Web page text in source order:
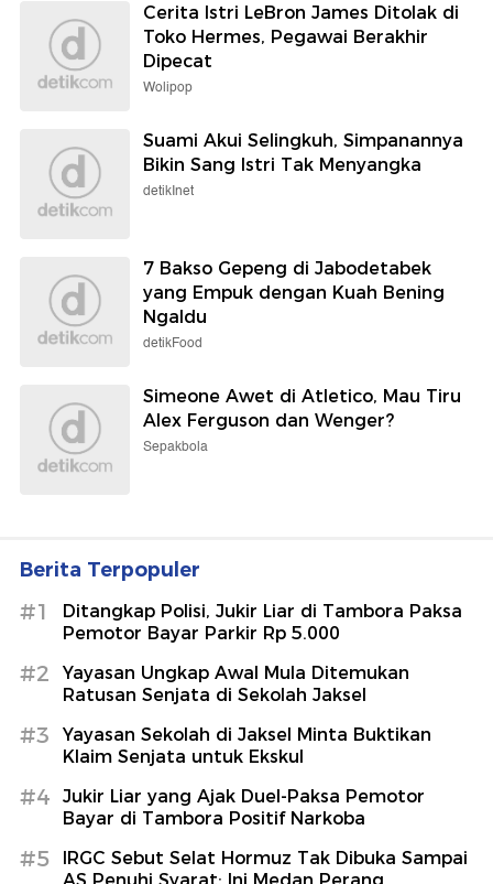
Cerita Istri LeBron James Ditolak di
Toko Hermes, Pegawai Berakhir
Dipecat
Wolipop
Suami Akui Selingkuh, Simpanannya
Bikin Sang Istri Tak Menyangka
detikInet
7 Bakso Gepeng di Jabodetabek
yang Empuk dengan Kuah Bening
Ngaldu
detikFood
Simeone Awet di Atletico, Mau Tiru
Alex Ferguson dan Wenger?
Sepakbola
Berita Terpopuler
#1
Ditangkap Polisi, Jukir Liar di Tambora Paksa
Pemotor Bayar Parkir Rp 5.000
#2
Yayasan Ungkap Awal Mula Ditemukan
Ratusan Senjata di Sekolah Jaksel
#3
Yayasan Sekolah di Jaksel Minta Buktikan
Klaim Senjata untuk Ekskul
#4
Jukir Liar yang Ajak Duel-Paksa Pemotor
Bayar di Tambora Positif Narkoba
#5
IRGC Sebut Selat Hormuz Tak Dibuka Sampai